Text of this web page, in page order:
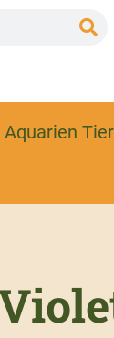
Aquarien